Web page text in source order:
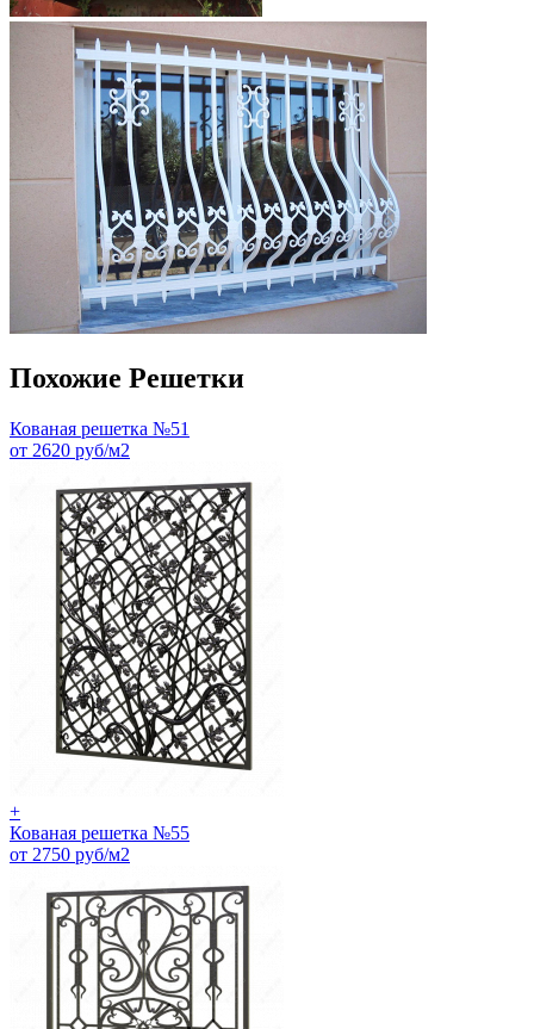
Похожие Решетки
Кованая решетка №51
от 2620 руб/м2
+
Кованая решетка №55
от 2750 руб/м2